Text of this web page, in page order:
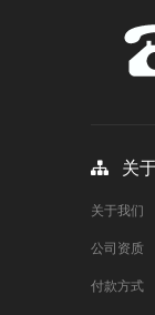
关
关于我们
公司资质
付款方式